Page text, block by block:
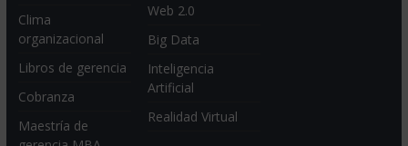
Clima
organizacional
Libros de gerencia
Cobranza
Maestría de
Web 2.0
Big Data
Inteligencia
Artificial
Realidad Virtual